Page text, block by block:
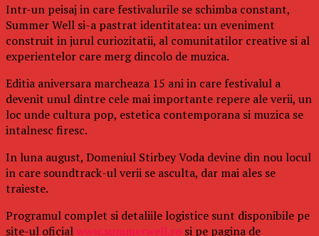
Intr-un peisaj in care festivalurile se schimba constant,
Summer Well si-a pastrat identitatea: un eveniment
construit in jurul curiozitatii, al comunitatilor creative si al
experientelor care merg dincolo de muzica.
Editia aniversara marcheaza 15 ani in care festivalul a
devenit unul dintre cele mai importante repere ale verii, un
loc unde cultura pop, estetica contemporana si muzica se
intalnesc firesc.
In luna august, Domeniul Stirbey Voda devine din nou locul
in care soundtrack-ul verii se asculta, dar mai ales se
traieste.
Programul complet si detaliile logistice sunt disponibile pe
site-ul oficialwww.summerwell.ro si pe pagina de